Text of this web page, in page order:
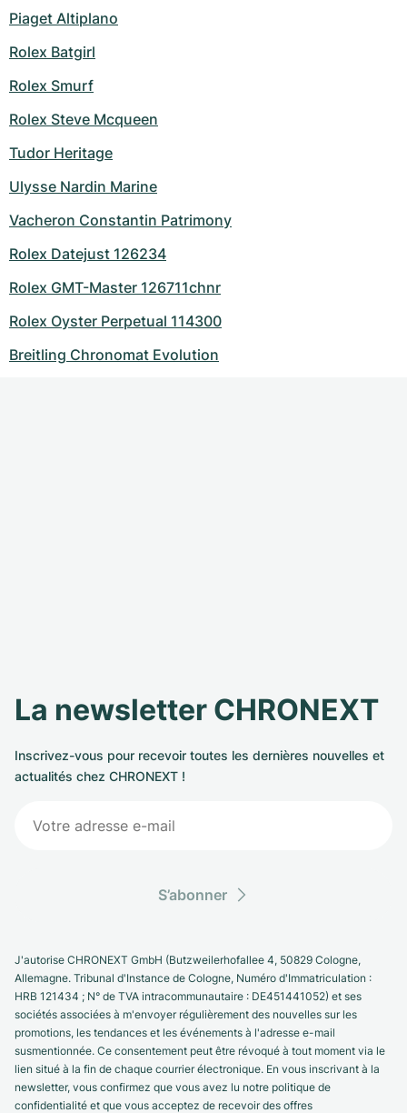
Piaget Altiplano
Rolex Batgirl
Rolex Smurf
Rolex Steve Mcqueen
Tudor Heritage
Ulysse Nardin Marine
Vacheron Constantin Patrimony
Rolex Datejust 126234
Rolex GMT-Master 126711chnr
Rolex Oyster Perpetual 114300
Breitling Chronomat Evolution
La newsletter CHRONEXT
Inscrivez-vous pour recevoir toutes les dernières nouvelles et
actualités chez CHRONEXT !
S’abonner
J'autorise CHRONEXT GmbH (Butzweilerhofallee 4, 50829 Cologne,
Allemagne. Tribunal d'Instance de Cologne, Numéro d'Immatriculation :
HRB 121434 ; N° de TVA intracommunautaire : DE451441052) et ses
sociétés associées à m'envoyer régulièrement des nouvelles sur les
promotions, les tendances et les événements à l'adresse e-mail
susmentionnée. Ce consentement peut être révoqué à tout moment via le
lien situé à la fin de chaque courrier électronique. En vous inscrivant à la
newsletter, vous confirmez que vous avez lu notre politique de
confidentialité et que vous acceptez de recevoir des offres